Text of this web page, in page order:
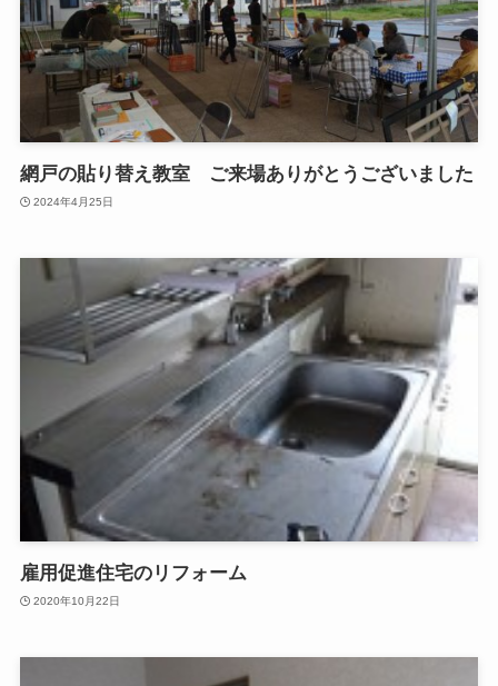
網戸の貼り替え教室 ご来場ありがとうございました
2024年4月25日
雇用促進住宅のリフォーム
2020年10月22日